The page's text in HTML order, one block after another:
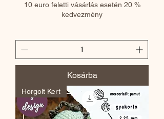
10 euro feletti vásárlás esetén 20 %
kedvezmény
Kosárba
Horgolt Kert